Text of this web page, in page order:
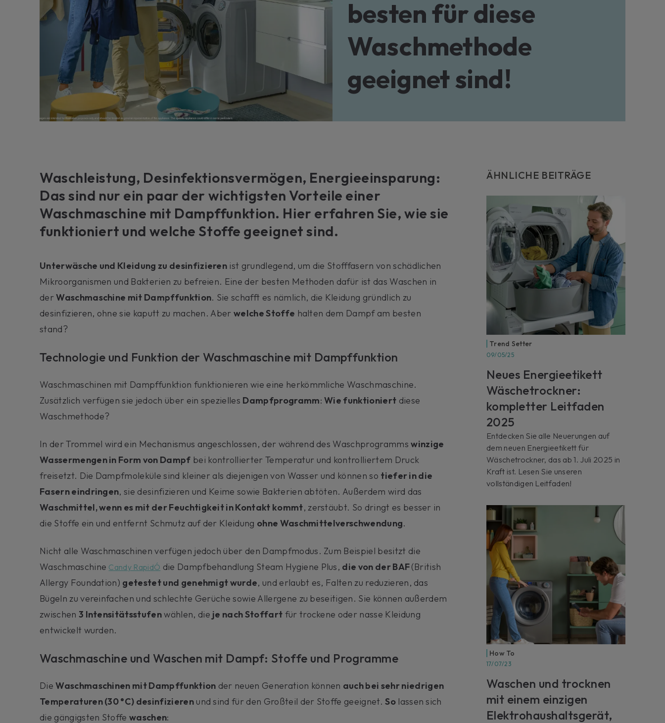
Um sich vor unvorhergesehenen Ausgaben zu schützen, sollten
Sie eine Serviceverlängerung für Ihr Haushaltsgerät anfordern.
besten für diese
Waschmethode
geeignet sind!
Waschleistung, Desinfektionsvermögen, Energieeinsparung:
Das sind nur ein paar der wichtigsten Vorteile einer
Waschmaschine mit Dampffunktion. Hier erfahren Sie, wie sie
funktioniert und welche Stoffe geeignet sind.
Unterwäsche und Kleidung zu desinfizieren ist grundlegend, um die Stofffasern von schädlichen
Mikroorganismen und Bakterien zu befreien. Eine der besten Methoden dafür ist das Waschen in
derWaschmaschine mit Dampffunktion. Sie schafft es nämlich, die Kleidung gründlich zu
desinfizieren, ohne sie kaputt zu machen. Aberwelche Stoffe halten dem Dampf am besten
stand?
Technologie und Funktion der Waschmaschine mit Dampffunktion
Waschmaschinen mit Dampffunktion funktionieren wie eine herkömmliche Waschmaschine.
Zusätzlich verfügen sie jedoch über ein spezielles Dampfprogramm:Wie funktioniert diese
Waschmethode?
In der Trommel wird ein Mechanismus angeschlossen, der während des Waschprogrammswinzige
Wassermengen in Form von Dampf bei kontrollierter Temperatur und kontrolliertem Druck
freisetzt. Die Dampfmoleküle sind kleiner als diejenigen von Wasser und können so tiefer in die
Fasern eindringen, sie desinfizieren und Keime sowie Bakterien abtöten. Außerdem wird das
Waschmittel, wenn es mit der Feuchtigkeit in Kontakt kommt, zerstäubt. So dringt es besser in
die Stoffe ein und entfernt Schmutz auf der Kleidung ohne Waschmittelverschwendung.
Nicht alle Waschmaschinen verfügen jedoch über den Dampfmodus. Zum Beispiel besitzt die
Waschmaschine Candy RapidÓ die Dampfbehandlung Steam Hygiene Plus, die von der BAF(British
Allergy Foundation) getestet und genehmigt wurde, und erlaubt es, Falten zu reduzieren, das
Bügeln zu vereinfachen und schlechte Gerüche sowie Allergene zu beseitigen. Sie können außerdem
zwischen 3 Intensitätsstufenwählen, die je nach Stoffart für trockene oder nasse Kleidung
entwickelt wurden.
Waschmaschine und Waschen mit Dampf: Stoffe und Programme
DieWaschmaschinen mit Dampffunktion der neuen Generation können auch bei sehr niedrigen
Temperaturen (30 °C) desinfizierenund sind für den Großteil der Stoffe geeignet.Solassen sich
die gängigsten Stoffewaschen:
ÄHNLICHE BEITRÄGE
Trend Setter
09/05/25
Neues Energieetikett
Wäschetrockner:
kompletter Leitfaden
2025
Entdecken Sie alle Neuerungen auf
dem neuen Energieetikett für
Wäschetrockner, das ab 1. Juli 2025 in
Kraft ist. Lesen Sie unseren
vollständigen Leitfaden!
How To
17/07/23
Waschen und trocknen
mit einem einzigen
Elektrohaushaltsgerät,